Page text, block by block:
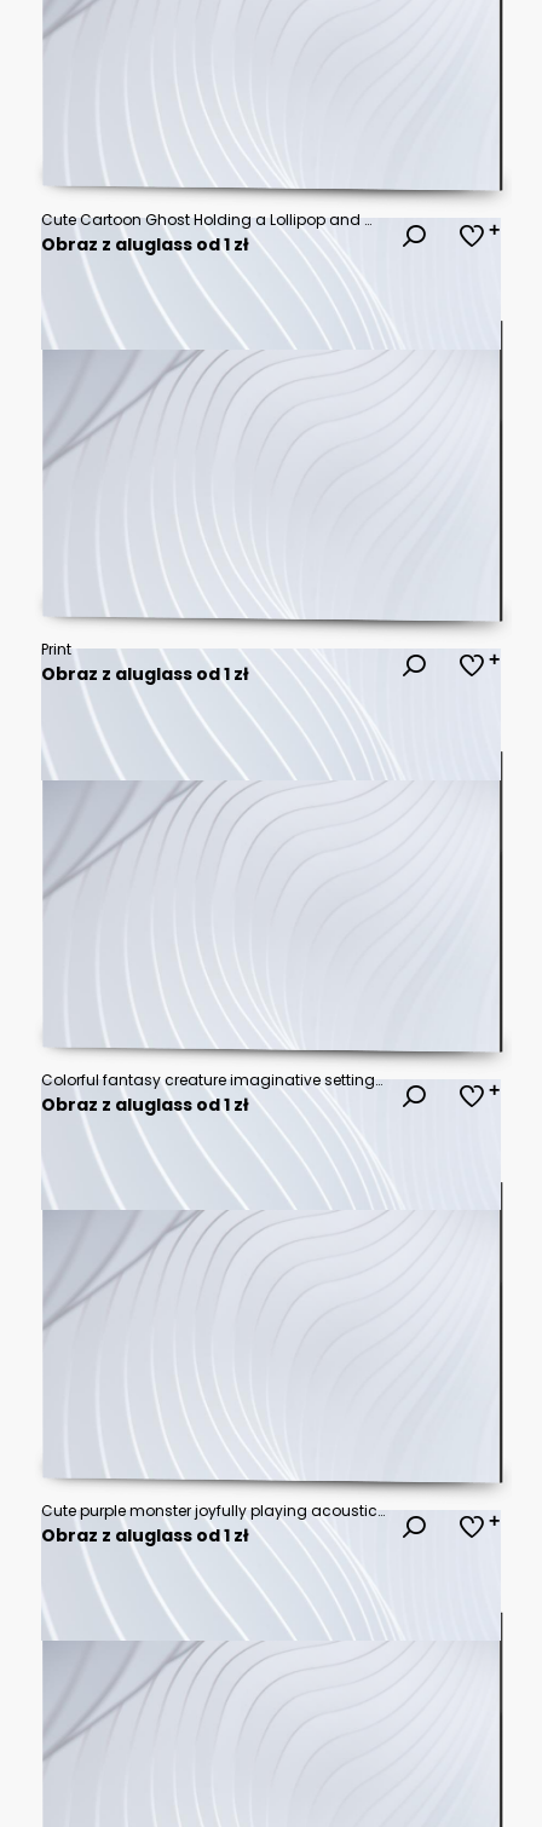
Cute Cartoon Ghost Holding a Lollipop and Wearing an Orange Beanie Against a Blue Background
Obraz z aluglass od 1 zł
Print
Obraz z aluglass od 1 zł
Colorful fantasy creature imaginative setting digital art whimsical environment close-up cute animal concept
Obraz z aluglass od 1 zł
Cute purple monster joyfully playing acoustic guitar with eyes closed and tongue out fun music concept illustration
Obraz z aluglass od 1 zł